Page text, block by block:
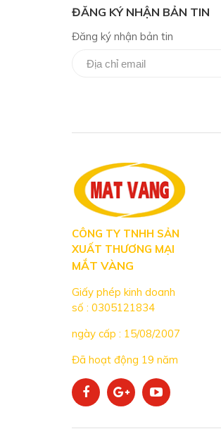
ĐĂNG KÝ NHẬN BẢN TIN
Đăng ký nhận bản tin
CÔNG TY TNHH SẢN
XUẤT THƯƠNG MẠI
MẮT VÀNG
Giấy phép kinh doanh
số : 0305121834
ngày cấp : 15/08/2007
Đã hoạt động 19 năm